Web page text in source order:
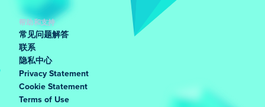
帮助和支持
常见问题解答
联系
隐私中心
Privacy Statement
Cookie Statement
Terms of Use